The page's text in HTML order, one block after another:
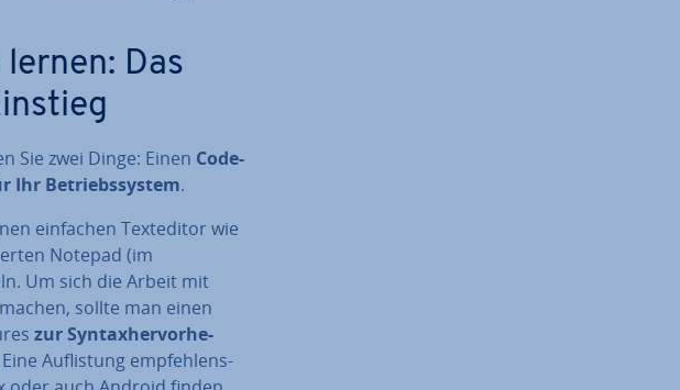
Das
Sie zwei Dinge: Einen Code-
Ihr Be­triebs­sys­tem.
einfachen Text­edi­tor wie
Notepad (im
Um sich die Arbeit mit
sollte man einen
zur Syn­tax­her­vor­he­
Auf­lis­tung emp­feh­lens­